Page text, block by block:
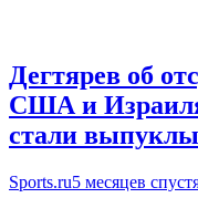
Дегтярев об
США и
стали
Sports.ru5 месяцев